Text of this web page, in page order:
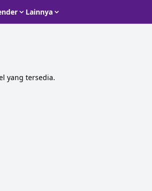
Lainnya
yang tersedia.